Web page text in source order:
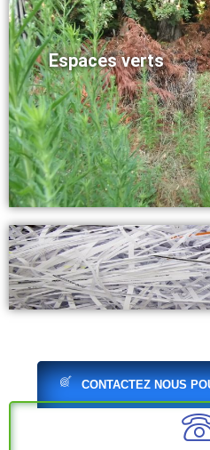
Espaces verts
Destruction
CONTACTEZ NOUS